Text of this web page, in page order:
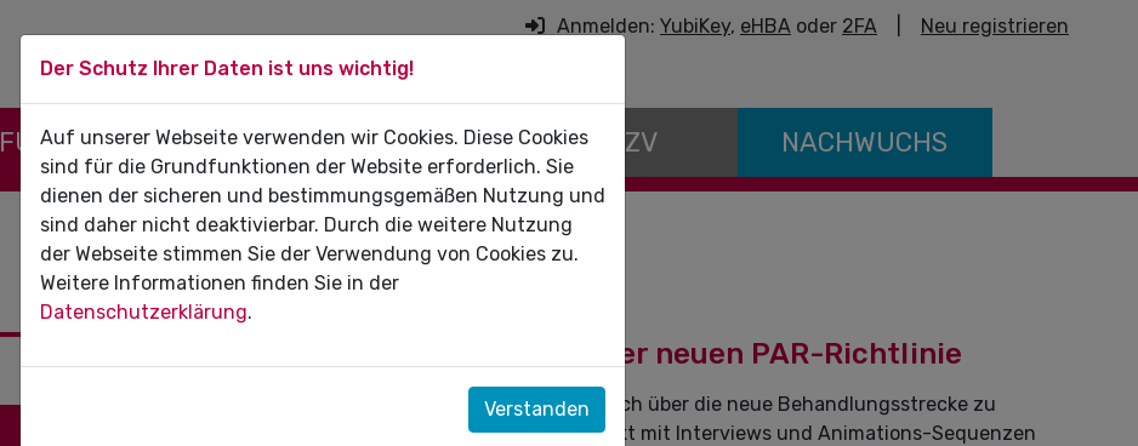
Anmelden: YubiKey, eHBA oder 2FA Neu registrieren
FÜR DIE PRAXIS FÜR PATIENTEN DIE KZV NACHWUCHS
04.06.2021
Videoprojekt zum Inkrafttreten der neuen PAR-Richtlinie
Um Praxen flächendeckend und allgemeinverständlich über die neue Behandlungsstrecke zu
informieren, hat die KZBV ein dreiteiliges Videoprojekt mit Interviews und Animations-Sequenzen
Der Schutz Ihrer Daten ist uns wichtig!
Auf unserer Webseite verwenden wir Cookies. Diese Cookies
sind für die Grundfunktionen der Website erforderlich. Sie
dienen der sicheren und bestimmungsgemäßen Nutzung und
sind daher nicht deaktivierbar. Durch die weitere Nutzung
der Webseite stimmen Sie der Verwendung von Cookies zu.
Weitere Informationen finden Sie in der
Datenschutzerklärung.
Verstanden